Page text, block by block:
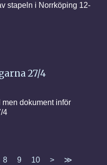
stapeln i Norrköping 12-
27/4
dokument inför
4
8 9 10 > ≫